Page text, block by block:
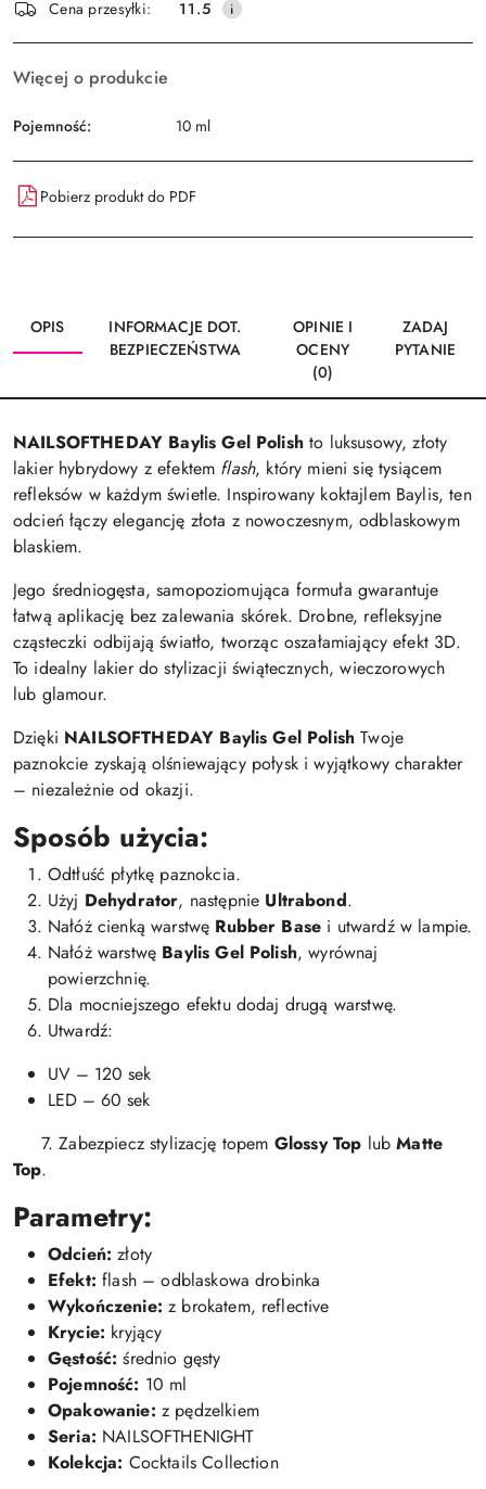
Wyślij
dostawa
Cena przesyłki: 11.5
Więcej o produkcie
Pojemność: 10 ml
Pobierz produkt do PDF
OPIS
INFORMACJE DOT.
BEZPIECZEŃSTWA
OPINIE I
OCENY
(0)
ZADAJ
PYTANIE
NAILSOFTHEDAY Baylis Gel Polishto luksusowy, złoty
lakier hybrydowy z efektem flash, który mieni się tysiącem
refleksów w każdym świetle. Inspirowany koktajlem Baylis, ten
odcień łączy elegancję złota z nowoczesnym, odblaskowym
blaskiem.
Jego średniogęsta, samopoziomująca formuła gwarantuje
łatwą aplikację bez zalewania skórek. Drobne, refleksyjne
cząsteczki odbijają światło, tworząc oszałamiający efekt 3D.
To idealny lakier do stylizacji świątecznych, wieczorowych
lub glamour.
Dzięki NAILSOFTHEDAY Baylis Gel Polish Twoje
paznokcie zyskają olśniewający połysk i wyjątkowy charakter
– niezależnie od okazji.
Sposób użycia:
Odtłuść płytkę paznokcia.
Użyj Dehydrator, następnie Ultrabond.
Nałóż cienką warstwę Rubber Base i utwardź w lampie.
Nałóż warstwę Baylis Gel Polish, wyrównaj
powierzchnię.
Dla mocniejszego efektu dodaj drugą warstwę.
Utwardź:
UV – 120 sek
LED – 60 sek
7. Zabezpiecz stylizację topem Glossy Top lubMatte
Top.
Parametry:
Odcień: złoty
Efekt: flash – odblaskowa drobinka
Wykończenie: z brokatem, reflective
Krycie: kryjący
Gęstość: średnio gęsty
Pojemność: 10 ml
Opakowanie: z pędzelkiem
Seria: NAILSOFTHENIGHT
Kolekcja: Cocktails Collection